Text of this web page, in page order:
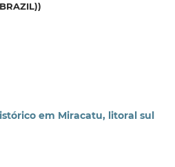
em Miracatu, litoral sul